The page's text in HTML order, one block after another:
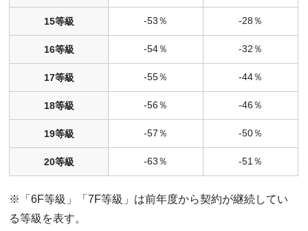
15等級 -53％ -28％
16等級 -54％ -32％
17等級 -55％ -44％
18等級 -56％ -46％
19等級 -57％ -50％
20等級 -63％ -51％
※「6F等級」「7F等級」は前年度から契約が継続してい
る等級を表す。